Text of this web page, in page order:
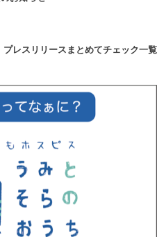
プレスリリースまとめてチェック一覧